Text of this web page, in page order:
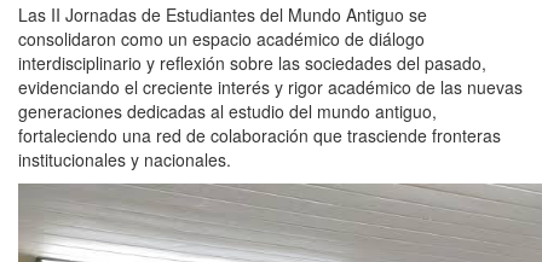
Las II Jornadas de Estudiantes del Mundo Antiguo se
consolidaron como un espacio académico de diálogo
interdisciplinario y reflexión sobre las sociedades del pasado,
evidenciando el creciente interés y rigor académico de las nuevas
generaciones dedicadas al estudio del mundo antiguo,
fortaleciendo una red de colaboración que trasciende fronteras
institucionales y nacionales.